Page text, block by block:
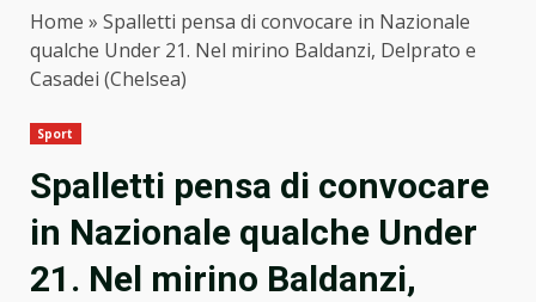
Home » Spalletti pensa di convocare in Nazionale
qualche Under 21. Nel mirino Baldanzi, Delprato e
Casadei (Chelsea)
Sport
Spalletti pensa di convocare
in Nazionale qualche Under
21. Nel mirino Baldanzi,